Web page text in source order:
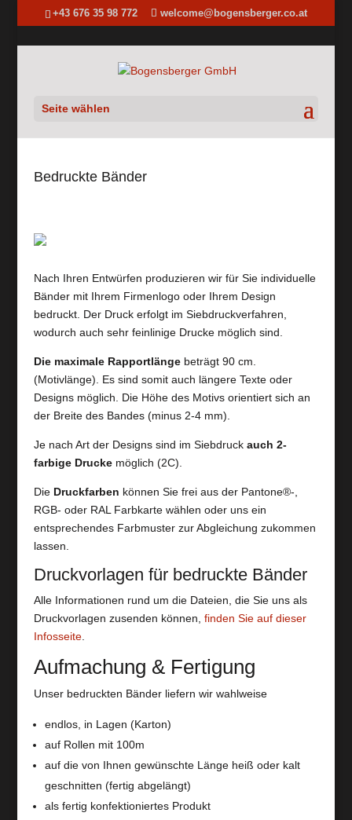
+43 676 35 98 772 welcome@bogensberger.co.at
Seite wählen
Bedruckte Bänder
Nach Ihren Entwürfen produzieren wir für Sie individuelle
Bänder mit Ihrem Firmenlogo oder Ihrem Design
bedruckt. Der Druck erfolgt im Siebdruckverfahren,
wodurch auch sehr feinlinige Drucke möglich sind.
Die maximale Rapportlängebeträgt 90 cm.
(Motivlänge). Es sind somit auch längere Texte oder
Designs möglich. Die Höhe des Motivs orientiert sich an
der Breite des Bandes (minus 2-4 mm).
Je nach Art der Designs sind im Siebdruck auch 2-
farbige Druckemöglich (2C).
Die Druckfarben können Sie frei aus der Pantone®-,
RGB- oder RAL Farbkarte wählen oder uns ein
entsprechendes Farbmuster zur Abgleichung zukommen
lassen.
Druckvorlagen für bedruckte Bänder
Alle Informationen rund um die Dateien, die Sie uns als
Druckvorlagen zusenden können, finden Sie auf dieser
Infosseite.
Aufmachung & Fertigung
Unser bedruckten Bänder liefern wir wahlweise
endlos, in Lagen (Karton)
auf Rollen mit 100m
auf die von Ihnen gewünschte Länge heiß oder kalt
geschnitten (fertig abgelängt)
als fertig konfektioniertes Produkt